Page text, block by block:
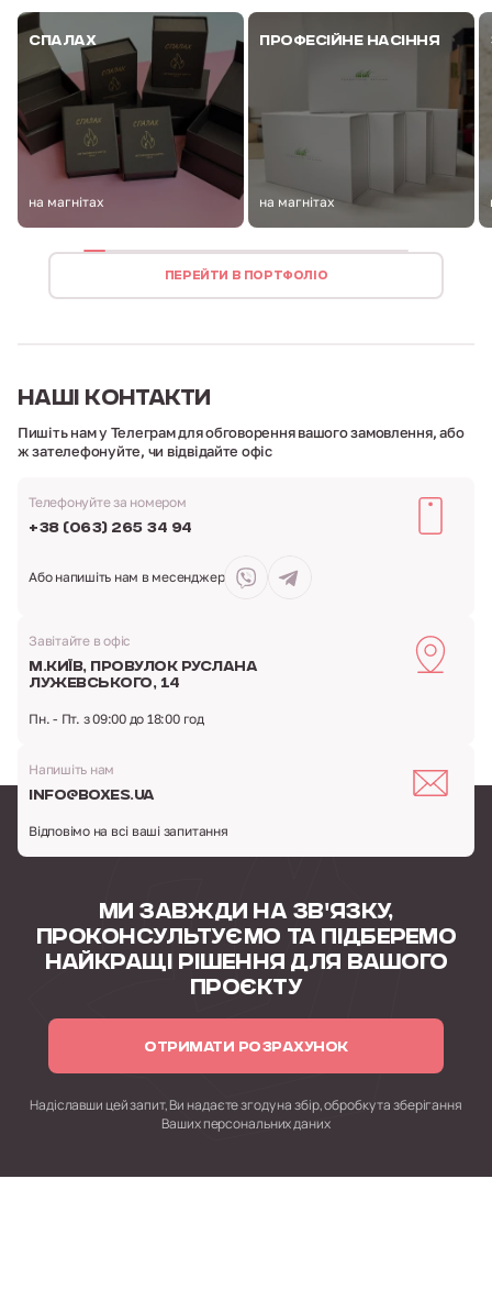
СПАЛАХ
на магнітах
ПРОФЕСІЙНЕ НАСІННЯ
на магнітах
ПЕРЕЙТИ В ПОРТФОЛІО
НАШІ КОНТАКТИ
Пишіть нам у Телеграм для обговорення вашого замовлення,або
ж зателефонуйте, чи відвідайте офіс
Телефонуйте за номером
+38 (063) 265 34 94
Або напишіть нам в месенджер
Завітайте в офіс
м.Київ,провулок Руслана
Лужевського, 14
Пн. - Пт. з 09:00 до 18:00 год
Напишіть нам
info@boxes.ua
Відповімо на всі ваші запитання
МИ ЗАВЖДИ НА ЗВ'ЯЗКУ,
ПРОКОНСУЛЬТУЄМО ТА ПІДБЕРЕМО
НАЙКРАЩІ РІШЕННЯ ДЛЯ ВАШОГО
ПРОЄКТУ
ОТРИМАТИ РОЗРАХУНОК
Надіславши цей запит, Ви надаєте згоду на збір, обробкута зберігання
Ваших персональних даних